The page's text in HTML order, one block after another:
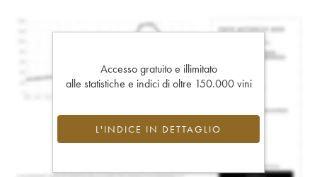
Accesso gratuito e illimitato
alle statistiche e indici di oltre 150.000 vini
L'INDICE IN DETTAGLIO